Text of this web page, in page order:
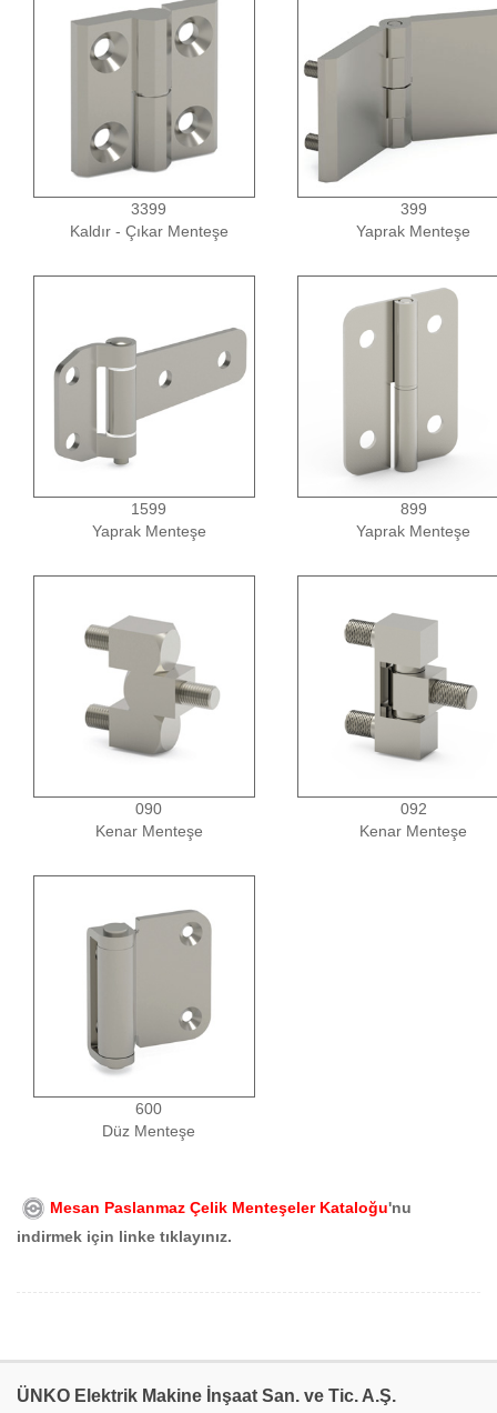
3399
Kaldır - Çıkar Menteşe
399
Yaprak Menteşe
1599
Yaprak Menteşe
899
Yaprak Menteşe
090
Kenar Menteşe
092
Kenar Menteşe
600
Düz Menteşe
Mesan Paslanmaz Çelik Menteşeler Kataloğu'nu
indirmek için linke tıklayınız.
ÜNKO Elektrik Makine İnşaat San. ve Tic. A.Ş.